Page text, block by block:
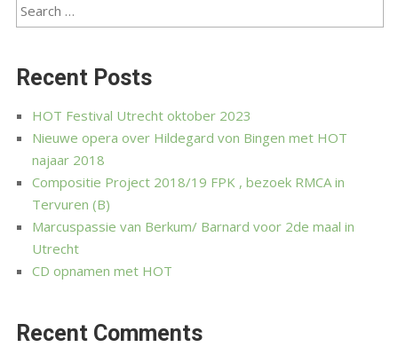
Recent Posts
HOT Festival Utrecht oktober 2023
Nieuwe opera over Hildegard von Bingen met HOT
najaar 2018
Compositie Project 2018/19 FPK , bezoek RMCA in
Tervuren (B)
Marcuspassie van Berkum/ Barnard voor 2de maal in
Utrecht
CD opnamen met HOT
Recent Comments